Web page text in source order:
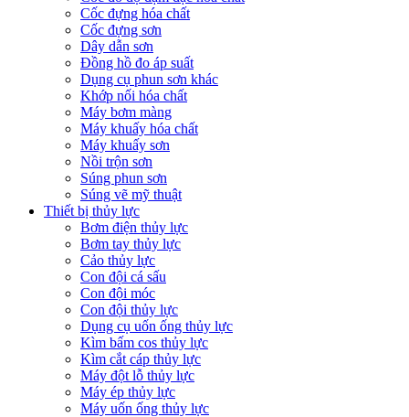
Cốc đựng hóa chất
Cốc đựng sơn
Dây dẫn sơn
Đồng hồ đo áp suất
Dụng cụ phun sơn khác
Khớp nối hóa chất
Máy bơm màng
Máy khuấy hóa chất
Máy khuấy sơn
Nồi trộn sơn
Súng phun sơn
Súng vẽ mỹ thuật
Thiết bị thủy lực
Bơm điện thủy lực
Bơm tay thủy lực
Cảo thủy lực
Con đội cá sấu
Con đội móc
Con đội thủy lực
Dụng cụ uốn ống thủy lực
Kìm bấm cos thủy lực
Kìm cắt cáp thủy lực
Máy đột lỗ thủy lực
Máy ép thủy lực
Máy uốn ống thủy lực